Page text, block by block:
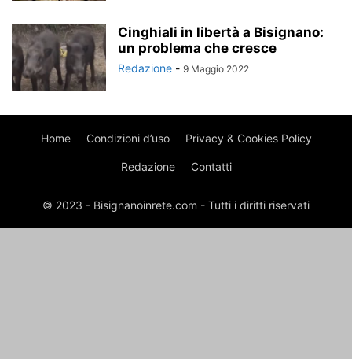
Cinghiali in libertà a Bisignano:
un problema che cresce
Redazione - 9 Maggio 2022
Home Condizioni d’uso Privacy & Cookies Policy
Redazione Contatti
© 2023 - Bisignanoinrete.com - Tutti i diritti riservati